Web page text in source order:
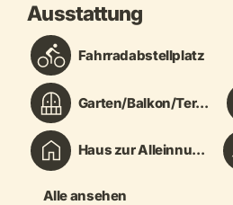
Ausstattung
Fahrradabstellplatz
Garten/Balkon/Ter...
Haus zur Alleinnu...
Alle ansehen